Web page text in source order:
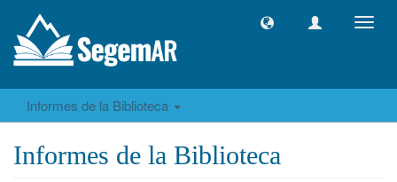
Informes de la Biblioteca
Informes de la Biblioteca